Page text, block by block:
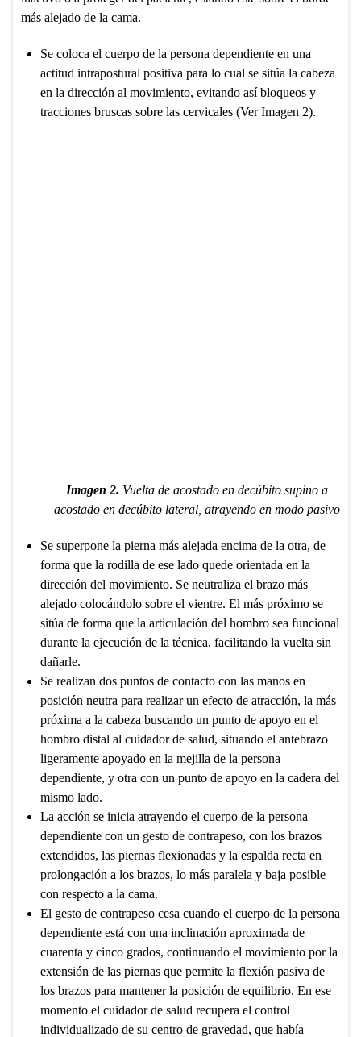
más alejado de la cama.
Se coloca el cuerpo de la persona dependiente en una
actitud intrapostural positiva para lo cual se sitúa la cabeza
en la dirección al movimiento, evitando así bloqueos y
tracciones bruscas sobre las cervicales (Ver Imagen 2).
Imagen 2. Vuelta de acostado en decúbito supino a
acostado en decúbito lateral, atrayendo en modo pasivo
Se superpone la pierna más alejada encima de la otra, de
forma que la rodilla de ese lado quede orientada en la
dirección del movimiento. Se neutraliza el brazo más
alejado colocándolo sobre el vientre. El más próximo se
sitúa de forma que la articulación del hombro sea funcional
durante la ejecución de la técnica, facilitando la vuelta sin
dañarle.
Se realizan dos puntos de contacto con las manos en
posición neutra para realizar un efecto de atracción, la más
próxima a la cabeza buscando un punto de apoyo en el
hombro distal al cuidador de salud, situando el antebrazo
ligeramente apoyado en la mejilla de la persona
dependiente, y otra con un punto de apoyo en la cadera del
mismo lado.
La acción se inicia atrayendo el cuerpo de la persona
dependiente con un gesto de contrapeso, con los brazos
extendidos, las piernas flexionadas y la espalda recta en
prolongación a los brazos, lo más paralela y baja posible
con respecto a la cama.
El gesto de contrapeso cesa cuando el cuerpo de la persona
dependiente está con una inclinación aproximada de
cuarenta y cinco grados, continuando el movimiento por la
extensión de las piernas que permite la flexión pasiva de
los brazos para mantener la posición de equilibrio. En ese
momento el cuidador de salud recupera el control
individualizado de su centro de gravedad, que había